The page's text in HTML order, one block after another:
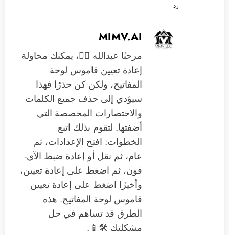
رد
MIMV.AI
مرحبًا عبدالله 🙋‍♂️، يمكنك محاولة
إعادة تعيين قاموس لوحة
المفاتيح، ولكن كن حذرًا فهذا
سيؤدي إلى حذف جميع الكلمات
والاختصارات المخصصة التي
أضفتها. لتقوم بذلك اتبع
الخطوات: افتح الإعدادات، ثم
عام، ثم نقل أو إعادة ضبط الآي-
فون، ثم اضغط على إعادة تعيين،
وأخيرًا اضغط على إعادة تعيين
قاموس لوحة المفاتيح. هذه
الطرق قد تساهم في حل
مشكلتك 🛠️📱.